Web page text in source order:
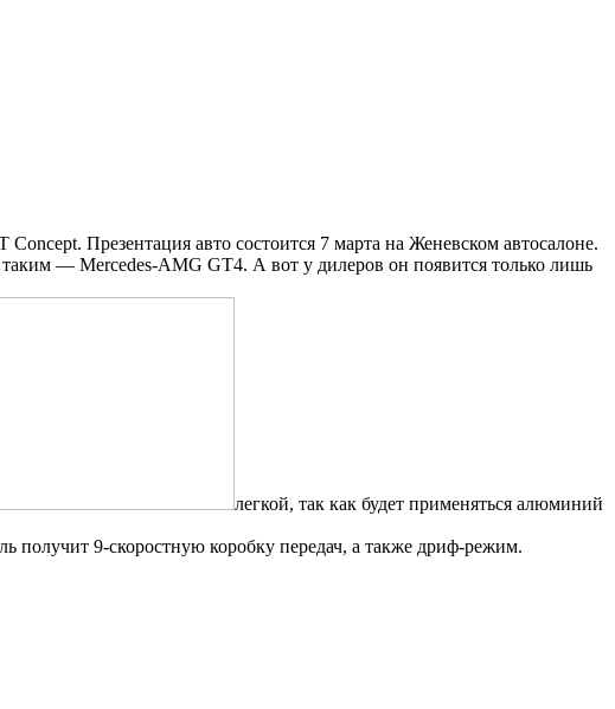
Презентация авто состоится 7 марта на Женевском автосалоне.
— Mercedes-AMG GT4. А вот у дилеров он появится только лишь
легкой, так как будет применяться алюминий
получит 9-скоростную коробку передач, а также дриф-режим.